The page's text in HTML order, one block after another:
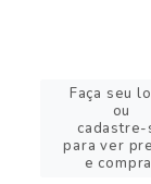
Faça seu
ou
cadastre-
para ver
e